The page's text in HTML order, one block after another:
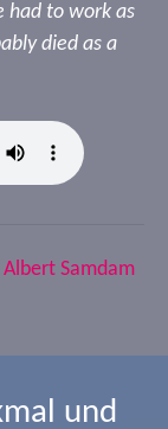
had to work as
died as a
Albert Samdam
und